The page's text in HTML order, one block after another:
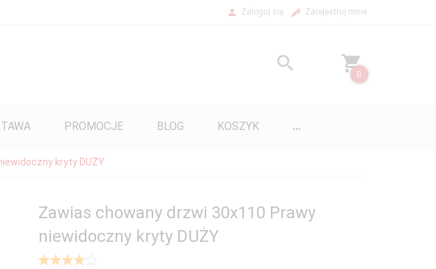
Zaloguj się Zarejestruj mnie
0
PROMOCJE BLOG KOSZYK ...
kryty DUŻY
Zawias chowany drzwi 30x110 Prawy
niewidoczny kryty DUŻY